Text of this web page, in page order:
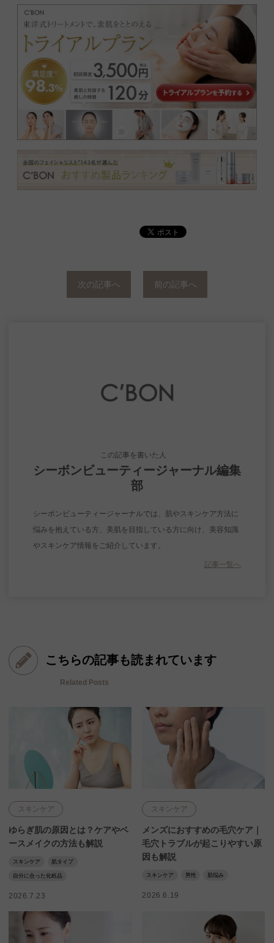
次の記事へ 前の記事へ
この記事を書いた人
シーボンビューティージャーナル編集
部
シーボンビューティージャーナルでは、肌やスキンケア方法に
悩みを抱えている方、美肌を目指している方に向け、美容知識
やスキンケア情報をご紹介しています。
記事一覧へ
こちらの記事も読まれています
Related Posts
スキンケア
ゆらぎ肌の原因とは？ケアやベ
ースメイクの方法も解説
スキンケア 肌タイプ
自分に合った化粧品
2026.7.23
スキンケア
メンズにおすすめの毛穴ケア｜
毛穴トラブルが起こりやすい原
因も解説
スキンケア 男性 肌悩み
2026.6.19